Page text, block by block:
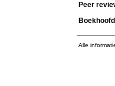
Peer
Alle